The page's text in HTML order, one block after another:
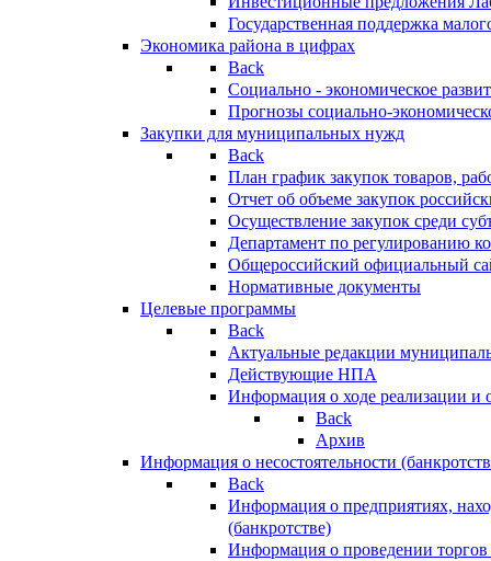
Государственная поддержка
Экономика района в цифрах
Back
Социально - экономическое
Прогнозы социально-
Закупки для муниципальных нужд
Back
План график закупок товаров,
Отчет об объеме закупок
Осуществление закупок среди
Департамент по регулированию
Общероссийский официальный
Нормативные документы
Целевые программы
Back
Актуальные редакции
Действующие НПА
Информация о ходе реализации
Back
Архив
Информация о несостоятельности
Back
Информация о предприятиях,
(банкротстве)
Информация о проведении